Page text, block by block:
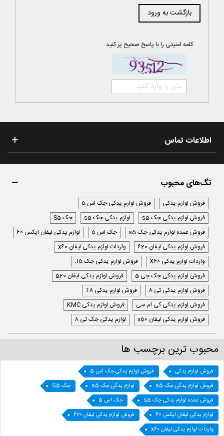
بازگشت به ورود
کلمه امنیتی را با پاسخ صحیح پر کنید
اطلاعات تماس
تگ‌های محبوب
فروش لوازم یدکی
فروش لوازم یدکی جک اس 5
فروش لوازم یدکی جک s5
لوازم یدکی جک s5
جک S5
فروش عمده لوازم یدکی جک s5
جک اس 5
لوازم یدکی لیفان ایکس 60
فروش لوازم یدکی لیفان 620
واردات لوازم یدکی لیفان x60
واردات لوازم یدکی X60
فروش لوازم یدکی جک J5
فروش لوازم یدکی جک جی 5
فروش لوازم یدکی لیفان 520
فروش لوازم یدکی تی 8
فروش لوازم یدکی T8
فروش لوازم یدکی کی ام سی
فروش لوازم یدکی KMC
فروش لوازم یدکی لیفان x50
لوازم یدکی جک تی 8
محبوب ترین برچسب ها
فروش لوازم یدکی
فروش لوازم یدکی جک اس 5
فروش لوازم یدکی جک s5
لوازم یدکی جک s5
جک S5
فروش عمده لوازم یدکی جک s5
جک اس 5
لوازم یدکی لیفان ایکس 60
فروش لوازم یدکی لیفان 620
واردات لوازم یدکی لیفان x60